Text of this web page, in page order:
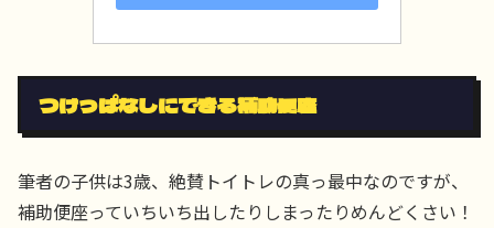
つけっぱなしにできる補助便座
筆者の子供は3歳、絶賛トイトレの真っ最中なのですが、
補助便座っていちいち出したりしまったりめんどくさい！